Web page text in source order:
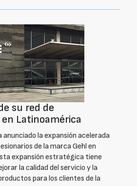
su red de
Latinoamérica
anunciado la expansión acelerada
de la marca Gehl en
expansión estratégica tiene
la calidad del servicio y la
para los clientes de la